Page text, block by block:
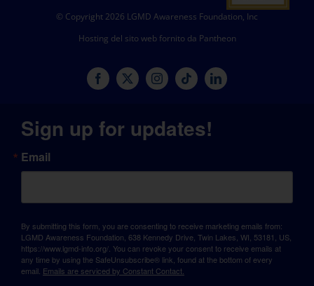
© Copyright 2026 LGMD Awareness Foundation, Inc
Hosting del sito web fornito da Pantheon
Sign up for updates!
Email
By submitting this form, you are consenting to receive marketing emails from:
LGMD Awareness Foundation, 638 Kennedy Drive, Twin Lakes, WI, 53181, US,
https://www.lgmd-info.org/. You can revoke your consent to receive emails at
any time by using the SafeUnsubscribe® link, found at the bottom of every
email. Emails are serviced by Constant Contact.